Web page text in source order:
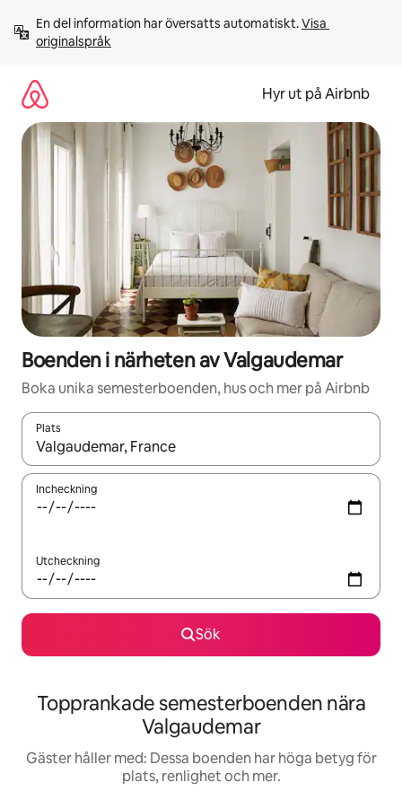
innehåll
En del information har översatts automatiskt. Visa
originalspråk
Hyr ut på Airbnb
Boenden i närheten av Valgaudemar
Boka unika semesterboenden, hus och mer på Airbnb
Plats
När resultaten är tillgängliga kan du navigera med upp- och
Incheckning
Utcheckning
Sök
Topprankade semesterboenden nära
Valgaudemar
Gäster håller med: Dessa boenden har höga betyg för
plats, renlighet och mer.